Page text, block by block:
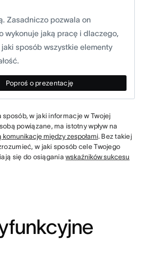
Zasadniczo pozwala on
wykonuje jaką pracę i dlaczego,
sposób wszystkie elementy
Poproś o prezentację
sposób, w jaki informacje w Twojej
powiązane, ma istotny wpływ na
komunikację między zespołami. Bez takiej
w jaki sposób cele Twojego
się do osiąganiawskaźników sukcesu